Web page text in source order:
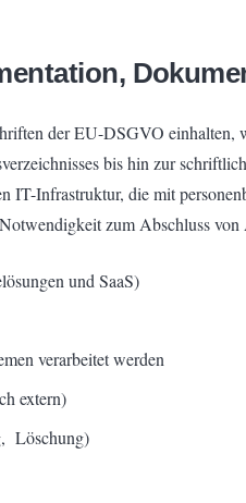
der EU-DSGVO
bis hin zur
IT-Infrastruktur, die mit
zum Abschluss
und SaaS)
verarbeitet werden
extern)
Löschung)